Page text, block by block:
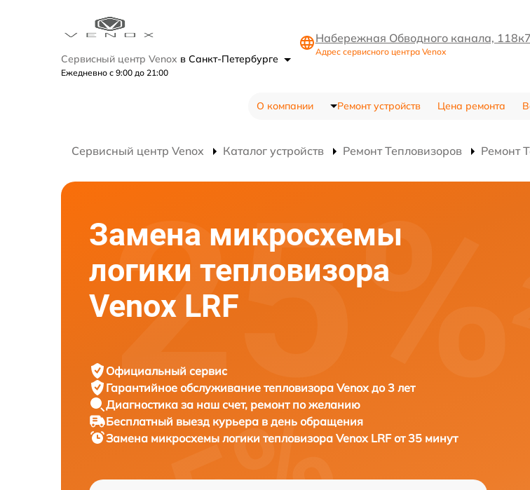
Сервисный центр Venox в Санкт-Петербурге
Ежедневно с 9:00 до 21:00
Набережная Обводного канала, 118к7
Адрес сервисного центра Venox
О компании Ремонт устройств Цена ремонта
Сервисный центр Venox Каталог устройств Ремонт Тепловизоров Ремонт
Замена микросхемы
логики тепловизора
Venox LRF
Официальный сервис
Гарантийное обслуживание тепловизора Venox до 3 лет
Диагностика за наш счет, ремонт по желанию
Бесплатный выезд курьера в день обращения
Замена микросхемы логики тепловизора Venox LRF от 35 минут